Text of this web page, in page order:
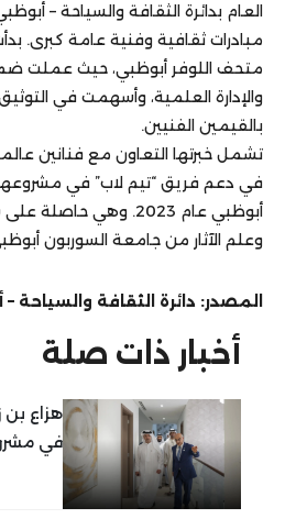
العام بدائرة الثقافة والسياحة –
مبادرات ثقافية وفنية عامة كبرى.
متحف اللوفر أبوظبي، حيث عملت
والإدارة العلمية، وأسهمت في
بالقيمين الفنيين.
تشمل خبرتها التعاون مع فنانين
في دعم فريق “تيم لاب” في
أبوظبي عام 2023. وهي
وعلم الآثار من جامعة السوربون
المصدر: دائرة الثقافة والسياحة
أخبار ذات صلة
هزاع بن
في